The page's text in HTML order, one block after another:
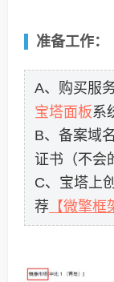
准备工作：
A、购买服
宝塔面板系
B、备案域
证书（不会
C、宝塔上
荐
【微擎